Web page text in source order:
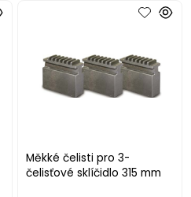
Měkké čelisti pro 3-
čelisťové sklíčidlo 315 mm